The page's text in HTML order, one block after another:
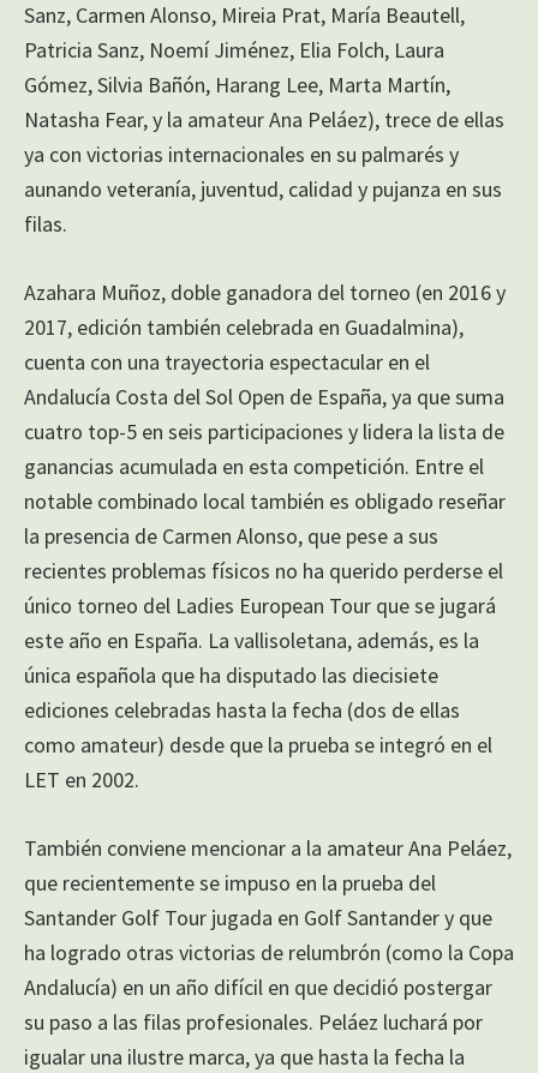
Sanz, Carmen Alonso, Mireia Prat, María Beautell,
Patricia Sanz, Noemí Jiménez, Elia Folch, Laura
Gómez, Silvia Bañón, Harang Lee, Marta Martín,
Natasha Fear, y la amateur Ana Peláez), trece de ellas
ya con victorias internacionales en su palmarés y
aunando veteranía, juventud, calidad y pujanza en sus
filas.
Azahara Muñoz, doble ganadora del torneo (en 2016 y
2017, edición también celebrada en Guadalmina),
cuenta con una trayectoria espectacular en el
Andalucía Costa del Sol Open de España, ya que suma
cuatro top-5 en seis participaciones y lidera la lista de
ganancias acumulada en esta competición. Entre el
notable combinado local también es obligado reseñar
la presencia de Carmen Alonso, que pese a sus
recientes problemas físicos no ha querido perderse el
único torneo del Ladies European Tour que se jugará
este año en España. La vallisoletana, además, es la
única española que ha disputado las diecisiete
ediciones celebradas hasta la fecha (dos de ellas
como amateur) desde que la prueba se integró en el
LET en 2002.
También conviene mencionar a la amateur Ana Peláez,
que recientemente se impuso en la prueba del
Santander Golf Tour jugada en Golf Santander y que
ha logrado otras victorias de relumbrón (como la Copa
Andalucía) en un año difícil en que decidió postergar
su paso a las filas profesionales. Peláez luchará por
igualar una ilustre marca, ya que hasta la fecha la